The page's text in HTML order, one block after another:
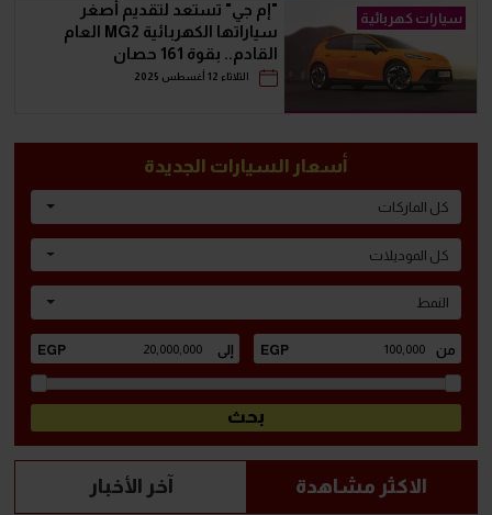
سيارات كهربائية
"إم جي" تستعد لتقديم أصغر
سياراتها الكهربائية MG2 العام
القادم.. بقوة 161 حصان
الثلاثاء 12 أغسطس 2025
أسعار السيارات الجديدة
كل الماركات
كل الموديلات
النمط
الاكثر مشاهدة آخر الأخبار